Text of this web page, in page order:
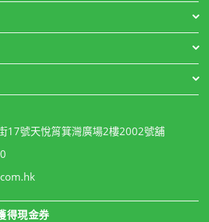
17號天悅筲箕灣廣場2樓2002號舖
得現金券